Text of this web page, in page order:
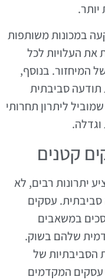
יותר.
במכונות משותפות
את העלויות לכל
המיחזור. בנוסף,
תודעה סביבתית
ליתרון תחרותי
וגדלה.
קטנים
יתרונות רבים, לא
עסקים
במשאבים
שלהם בשוק.
הסביבתיות של
עסקים המקדמים